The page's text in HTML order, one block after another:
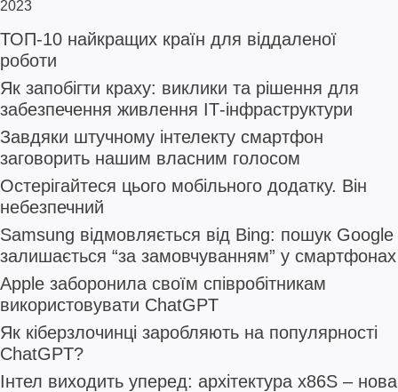
2023
ТОП-10 найкращих країн для віддаленої
роботи
Як запобігти краху: виклики та рішення для
забезпечення живлення ІТ-інфраструктури
Завдяки штучному інтелекту смартфон
заговорить нашим власним голосом
Остерігайтеся цього мобільного додатку. Він
небезпечний
Samsung відмовляється від Bing: пошук Google
залишається “за замовчуванням” у смартфонах
Apple заборонила своїм співробітникам
використовувати ChatGPT
Як кіберзлочинці заробляють на популярності
ChatGPT?
Інтел виходить уперед: архітектура x86S – нова